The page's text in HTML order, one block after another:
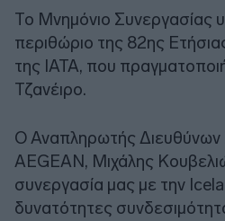
Το Μνημόνιο Συνεργασίας
περιθώριο της 82ης
της IATA, που
Τζανέιρο.
Ο Αναπληρωτής Διευθύνων
AEGEAN, Μιχάλης
συνεργασία μας με την
δυνατότητες